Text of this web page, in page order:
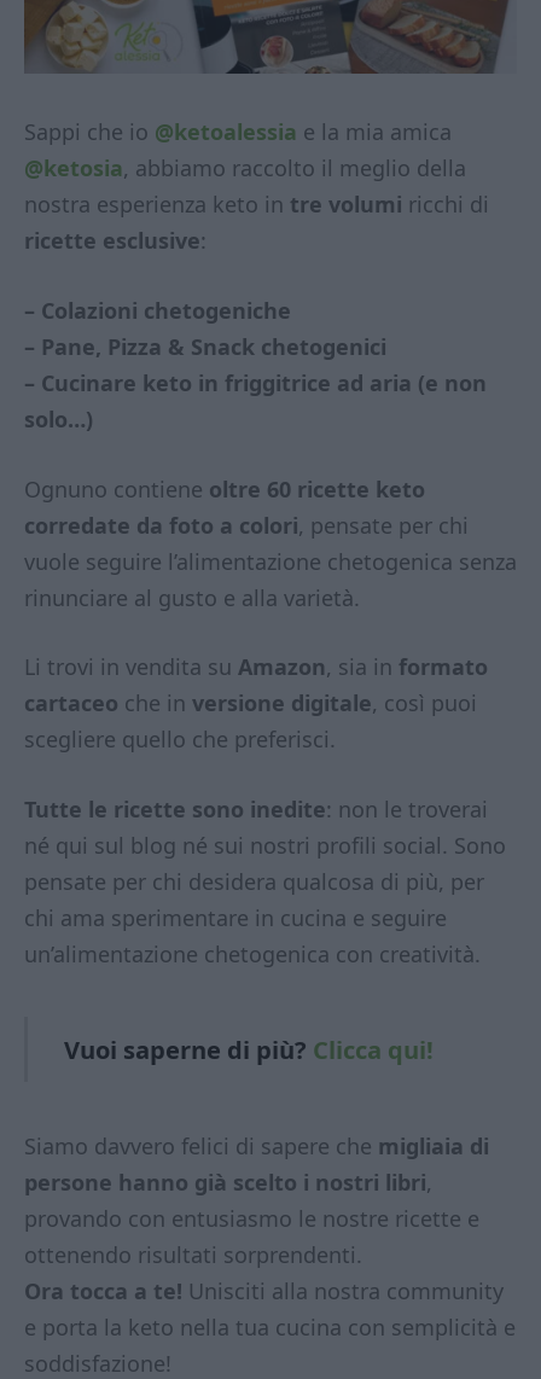
Sappi che io @ketoalessia e la mia amica
@ketosia, abbiamo raccolto il meglio della
nostra esperienza keto in tre volumi ricchi di
ricette esclusive:
– Colazioni chetogeniche
– Pane, Pizza & Snack chetogenici
– Cucinare keto in friggitrice ad aria (e non
solo…)
Ognuno contiene oltre 60 ricette keto
corredate da foto a colori, pensate per chi
vuole seguire l’alimentazione chetogenica senza
rinunciare al gusto e alla varietà.
Li trovi in vendita su Amazon, sia in formato
cartaceo che in versione digitale, così puoi
scegliere quello che preferisci.
Tutte le ricette sono inedite: non le troverai
né qui sul blog né sui nostri profili social. Sono
pensate per chi desidera qualcosa di più, per
chi ama sperimentare in cucina e seguire
un’alimentazione chetogenica con creatività.
Vuoi saperne di più? Clicca qui!
Siamo davvero felici di sapere che migliaia di
persone hanno già scelto i nostri libri,
provando con entusiasmo le nostre ricette e
ottenendo risultati sorprendenti.
Ora tocca a te! Unisciti alla nostra community
e porta la keto nella tua cucina con semplicità e
soddisfazione!